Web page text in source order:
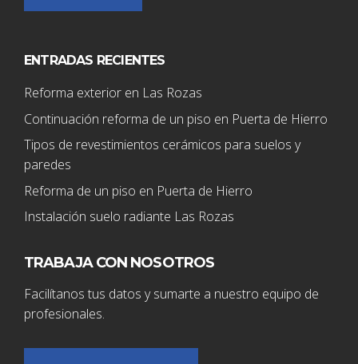
ENTRADAS RECIENTES
Reforma exterior en Las Rozas
Continuación reforma de un piso en Puerta de Hierro
Tipos de revestimientos cerámicos para suelos y
paredes
Reforma de un piso en Puerta de Hierro
Instalación suelo radiante Las Rozas
TRABAJA CON NOSOTROS
Facilítanos tus datos y sumarte a nuestro equipo de
profesionales.